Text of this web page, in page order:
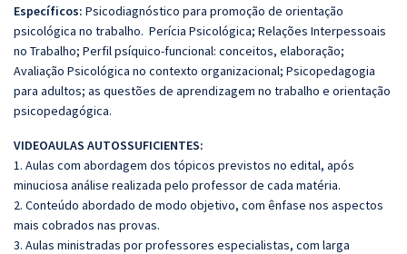
Específicos: Psicodiagnóstico para promoção de orientação
psicológica no trabalho. Perícia Psicológica; Relações Interpessoais
no Trabalho; Perfil psíquico-funcional: conceitos, elaboração;
Avaliação Psicológica no contexto organizacional; Psicopedagogia
para adultos; as questões de aprendizagem no trabalho e orientação
psicopedagógica.
VIDEOAULAS AUTOSSUFICIENTES:
1. Aulas com abordagem dos tópicos previstos no edital, após
minuciosa análise realizada pelo professor de cada matéria.
2. Conteúdo abordado de modo objetivo, com ênfase nos aspectos
mais cobrados nas provas.
3. Aulas ministradas por professores especialistas, com larga